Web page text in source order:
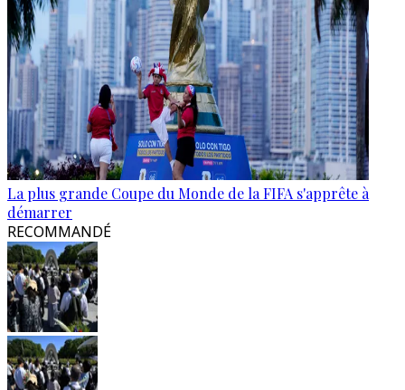
La plus grande Coupe du Monde de la FIFA s'apprête à
démarrer
RECOMMANDÉ